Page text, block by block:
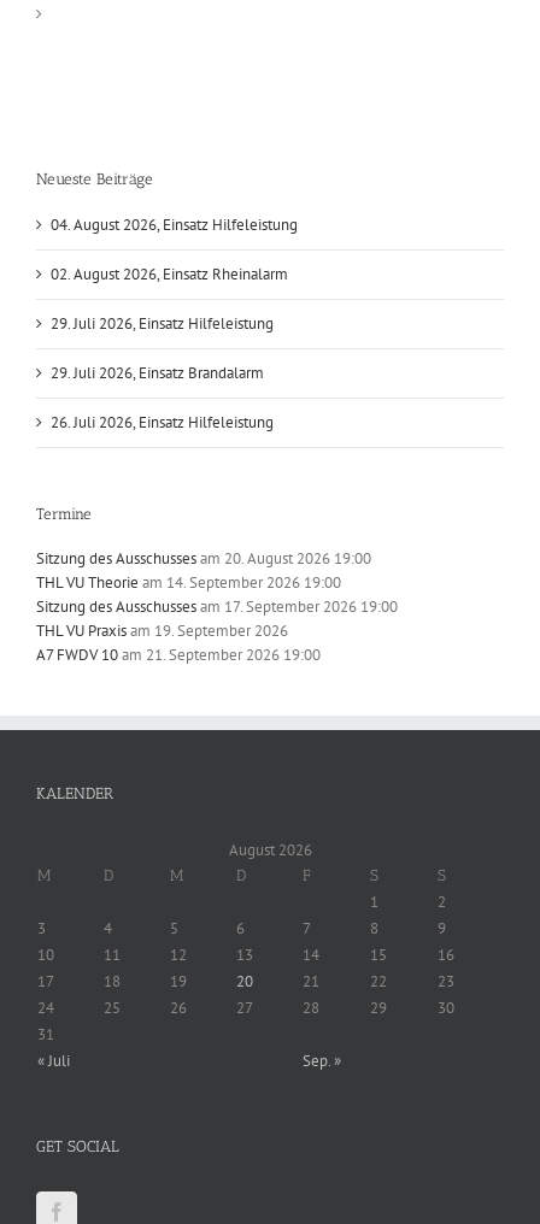
Neueste Beiträge
04. August 2026, Einsatz Hilfeleistung
02. August 2026, Einsatz Rheinalarm
29. Juli 2026, Einsatz Hilfeleistung
29. Juli 2026, Einsatz Brandalarm
26. Juli 2026, Einsatz Hilfeleistung
Termine
Sitzung des Ausschussesam 20. August 2026 19:00
THL VU Theorie am 14. September 2026 19:00
Sitzung des Ausschussesam 17. September 2026 19:00
THL VU Praxisam 19. September 2026
A7 FWDV 10am 21. September 2026 19:00
KALENDER
August 2026
M D M D F S S
1
2
3
4 5 6 7 8
9
10
11 12 13 14 15
16
17
18 19 20 21 22
23
24
25 26 27 28 29
30
31
« Juli
Sep. »
GET SOCIAL